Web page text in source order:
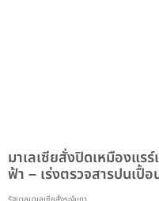
มาเลเซียสั่งปิดเหมืองแร
ฟ้า – เร่งตรวจสารปนเปื้